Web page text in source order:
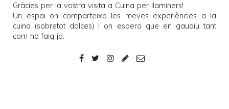
Gràcies per la vostra visita a Cuina per llaminers!
Un espai on comparteixo les meves experiències a la
cuina (sobretot dolces) i on espero que en gaudiu tant
com ho faig jo.